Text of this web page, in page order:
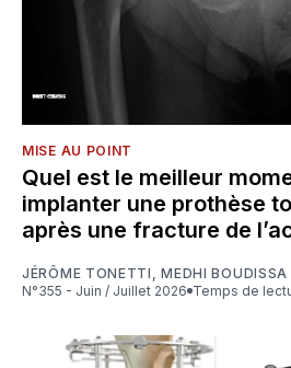
MISE AU POINT
Quel est le meilleur
implanter une prothèse
après une fracture de
JÉRÔME TONETTI ,MEDHI BOUDISSA
N°355 - Juin / Juillet 2026
Temps de